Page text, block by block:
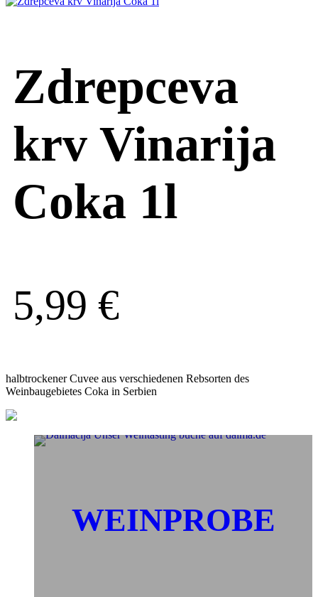
Zdrepceva
krv Vinarija
Coka 1l
5,99 €
halbtrockener Cuvee aus verschiedenen Rebsorten des
Weinbaugebietes Coka in Serbien
WEINPROBE